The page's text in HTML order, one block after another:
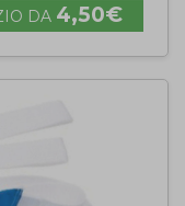
DA 4,50€